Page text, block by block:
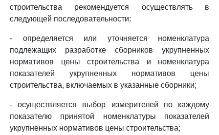
строительства рекомендуется осуществлять в
следующей последовательности:
- определяется или уточняется номенклатура
подлежащих разработке сборников укрупненных
нормативов цены строительства и номенклатура
показателей укрупненных нормативов цены
строительства, включаемых в указанные сборники;
- осуществляется выбор измерителей по каждому
показателю принятой номенклатуры показателей
укрупненных нормативов цены строительства;